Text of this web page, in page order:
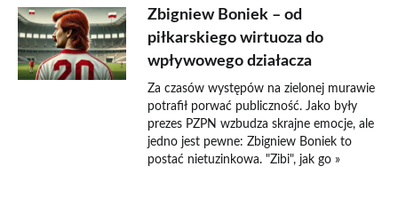
Zbigniew Boniek – od
piłkarskiego wirtuoza do
wpływowego działacza
Za czasów występów na zielonej murawie
potrafił porwać publiczność. Jako były
prezes PZPN wzbudza skrajne emocje, ale
jedno jest pewne: Zbigniew Boniek to
postać nietuzinkowa. "Zibi", jak go »